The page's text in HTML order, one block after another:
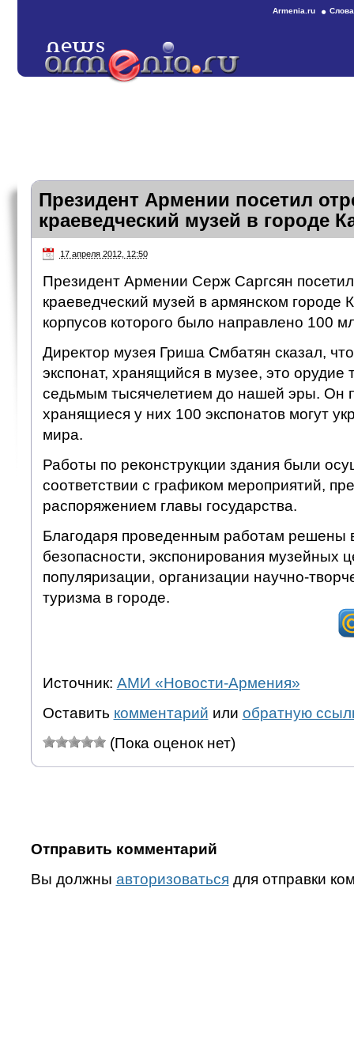
Armenia.ru
Президент Армении посетил
краеведческий музей в городе
17 апреля 2012, 12:50
Президент Армении Серж Саргсян посетил
краеведческий музей в армянском городе
корпусов которого было направлено 100
Директор музея Гриша Смбатян сказал,
экспонат, хранящийся в музее, это орудие
седьмым тысячелетием до нашей эры. Он
хранящиеся у них 100 экспонатов могут
мира.
Работы по реконструкции здания были
соответствии с графиком мероприятий,
распоряжением главы государства.
Благодаря проведенным работам решены
безопасности, экспонирования музейных
популяризации, организации научно-
туризма в городе.
Источник: АМИ «Новости-Армения»
Оставить комментарий или обратную
(Пока оценок нет)
Отправить комментарий
Вы должны авторизоваться для отправки